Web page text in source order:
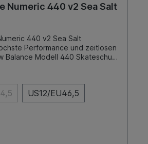
Numeric 440 v2 Sea Salt
440 v2 Sea Salt
Performance und zeitlosen
Balance Modell 440 Skateschuh.
bietet dieser Schuh
Komfort, Langlebigkeit und
Passform. Ob auf der Straße oder
440 ist dein perfekter
US12/EU46,5